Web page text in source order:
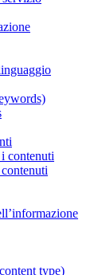
contenuti
type)